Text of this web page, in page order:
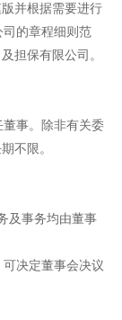
并根据需要进行
的章程细则范
担保有限公司。
事。除非有关委
不限。
及事务均由董事
决定董事会决议